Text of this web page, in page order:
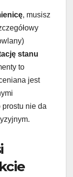
, musisz
stanu
to
jest
prostu nie da